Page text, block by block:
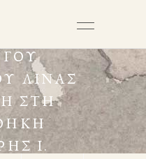
ΛΊΝΑΣ
ΣΤΗ
Ι.